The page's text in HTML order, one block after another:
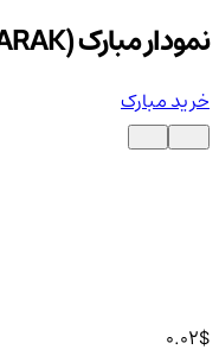
نمودار مبارک (MUBARAK)
خرید مبارک
0.02$